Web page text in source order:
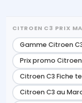
CITROEN C3 PRIX
Gamme Citroen
Prix promo Citroen
Citroen C3 Fiche
Citroen C3 au